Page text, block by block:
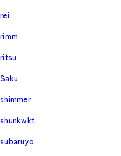
rei
rimm
ritsu
Saku
shimmer
shunkwkt
subaruyo